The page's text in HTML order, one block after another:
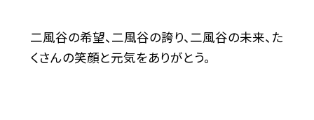
二風谷の希望、二風谷の誇り、二風谷の未来、た
くさんの笑顔と元気をありがとう。